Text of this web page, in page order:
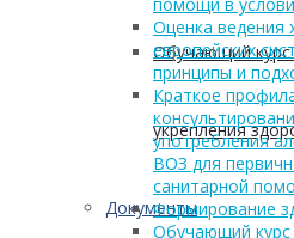
Обучающий
укрепления
Документы
Оценка ведения
европейских
принципы и
Краткое
употребления
ВОЗ для
санитарной
Формирование
Обучающий курс